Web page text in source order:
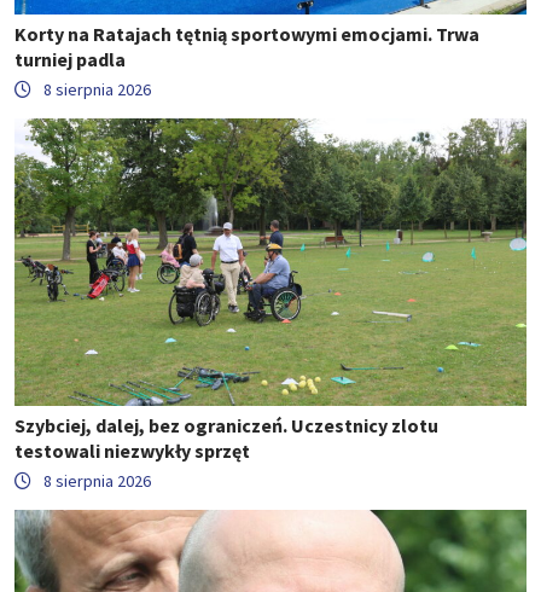
Korty na Ratajach tętnią sportowymi emocjami. Trwa
turniej padla
8 sierpnia 2026
Szybciej, dalej, bez ograniczeń. Uczestnicy zlotu
testowali niezwykły sprzęt
8 sierpnia 2026